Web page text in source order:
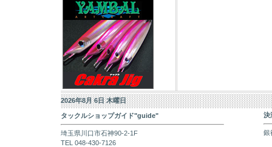
2026年8月 6日 木曜日
タックルショップガイド"guide"
埼玉県川口市石神90-2-1F
TEL 048-430-7126
決
銀